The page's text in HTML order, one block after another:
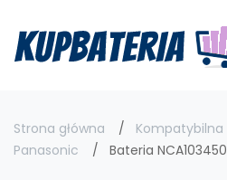
Strona główna
Kompatybilna
Panasonic
Bateria NCA103450